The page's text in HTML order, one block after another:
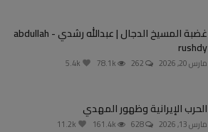
غضبة المسيخ الدجال | عبدالله رشدي - abdullah
rushdy
مارس 20, 2026
الحرب الإيرانية وظهور المهدي
مارس 13, 2026